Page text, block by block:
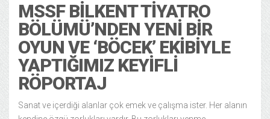
MSSF BILKENT TIYATRO
BÖLÜMÜ’NDEN YENI BIR
OYUN VE ‘BÖCEK’ EKIBIYLE
YAPTIĞIMIZ KEYIFLI
RÖPORTAJ
Sanat ve içerdiği alanlar çok emek ve çalışma ister. Her alanın